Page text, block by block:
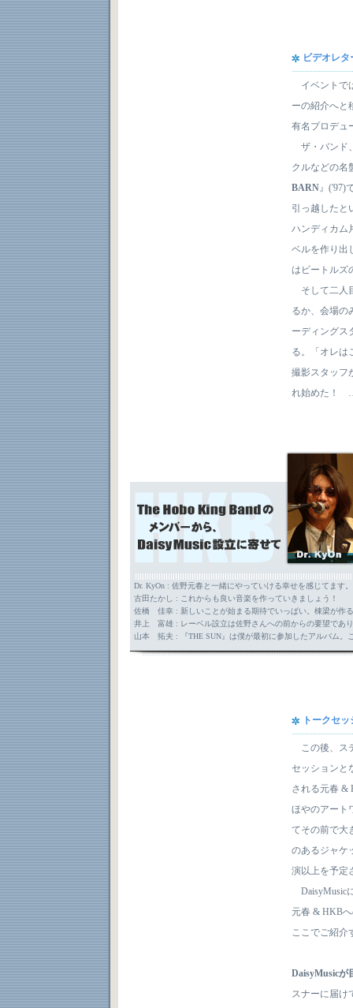
ビデオレ
イベントで
ーの紹介へと
有名プロデュ
ザ・バンド
クルなどの名
BARN』 ('97)
引っ越したと
ハンディカム
ベルを作り出
はビートルズ
そして二人
るか、会場の
ーディングス
る。「オレは
撮影スタッフ
れ始めた！ …
Dr. KyOn : 佐野元春と一緒にやっていける幸せを感じてます
古田たかし : これからも良い音楽を作っていきましょう！
佐橋 佳幸 : 新しいことが始まる期待でいっぱい。棟梁が作
井上 富雄 : レーベル設立は佐野さんへの前からの要望であ
山本 拓夫 : 『THE SUN』は僕が最初に参加したアルバム。
トークセ
この後、ス
セッションと
される元春 &
ほやのアート
てその前で大
のあるジャケ
演以上を予定
DaisyMusic
元春 & HKB
ここでご紹介
DaisyMusicが
スナーに届け